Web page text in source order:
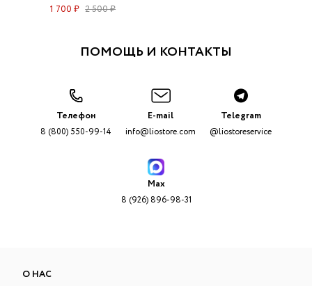
1 700 ₽ 2 500 ₽
ПОМОЩЬ И КОНТАКТЫ
Телефон
8 (800) 550-99-14
E-mail
info@liostore.com
Telegram
@liostoreservice
Max
8 (926) 896-98-31
О НАС